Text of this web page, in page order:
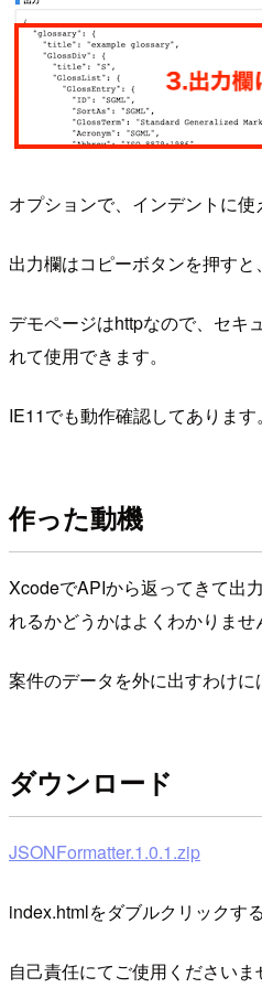
オプションで、インデントに使
出力欄はコピーボタンを押すと
デモページはhttpなので、セキ
れて使用できます。
IE11でも動作確認してあります。
作った動機
XcodeでAPIから返ってきて出
れるかどうかはよくわかりませ
案件のデータを外に出すわけ
ダウンロード
JSONFormatter.1.0.1.zip
index.htmlをダブルクリックす
自己責任にてご使用くださいま